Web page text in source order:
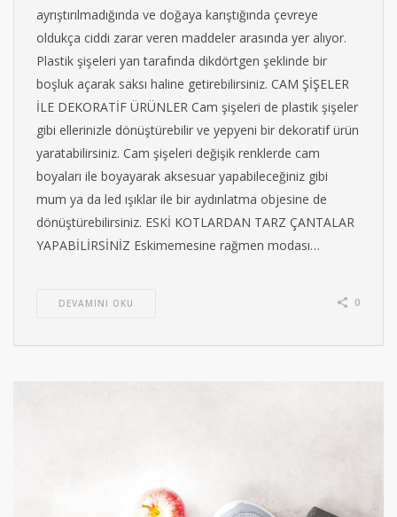
ayrıştırılmadığında ve doğaya karıştığında çevreye
oldukça ciddi zarar veren maddeler arasında yer alıyor.
Plastik şişeleri yan tarafında dikdörtgen şeklinde bir
boşluk açarak saksı haline getirebilirsiniz. CAM ŞİŞELER
İLE DEKORATİF ÜRÜNLER Cam şişeleri de plastik şişeler
gibi ellerinizle dönüştürebilir ve yepyeni bir dekoratif ürün
yaratabilirsiniz. Cam şişeleri değişik renklerde cam
boyaları ile boyayarak aksesuar yapabileceğiniz gibi
mum ya da led ışıklar ile bir aydınlatma objesine de
dönüştürebilirsiniz. ESKİ KOTLARDAN TARZ ÇANTALAR
YAPABİLİRSİNİZ Eskimemesine rağmen modası…
DEVAMINI OKU 0